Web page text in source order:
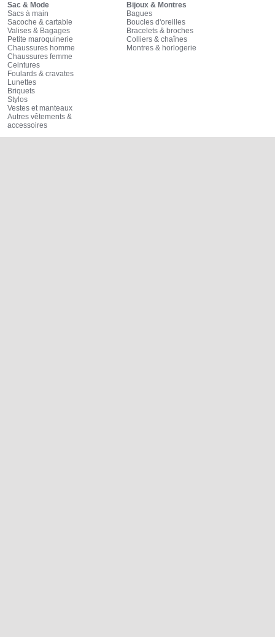
Sac & Mode
Sacs à main
Sacoche & cartable
Valises & Bagages
Petite maroquinerie
Chaussures homme
Chaussures femme
Ceintures
Foulards & cravates
Lunettes
Briquets
Stylos
Vestes et manteaux
Autres vêtements &
accessoires
Bijoux & Montres
Bagues
Boucles d'oreilles
Bracelets & broches
Colliers & chaînes
Montres & horlogerie